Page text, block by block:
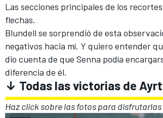
Las secciones principales de los
flechas.
Blundell se sorprendió de esta
negativos hacia mí. Y quiero entender
dio cuenta de que Senna podía
diferencia de él.
↓ Todas las victorias de
Haz click sobre las fotos para disfrutarlas